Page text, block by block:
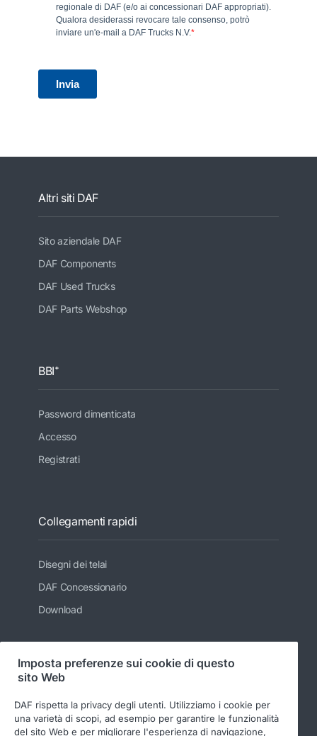
Altri siti DAF
Sito aziendale DAF
DAF Components
DAF Used Trucks
DAF Parts Webshop
BBI⁺
Password dimenticata
Accesso
Registrati
Collegamenti rapidi
Disegni dei telai
DAF Concessionario
Download
Seguici
Imposta preferenze sui cookie di questo
sito Web
DAF rispetta la privacy degli utenti. Utilizziamo i cookie per
una varietà di scopi, ad esempio per garantire le funzionalità
del sito Web e per migliorare l'esperienza di navigazione,